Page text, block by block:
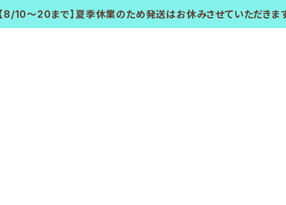
【8/10～20まで】夏季休業のため発送はお休みさせていただきま